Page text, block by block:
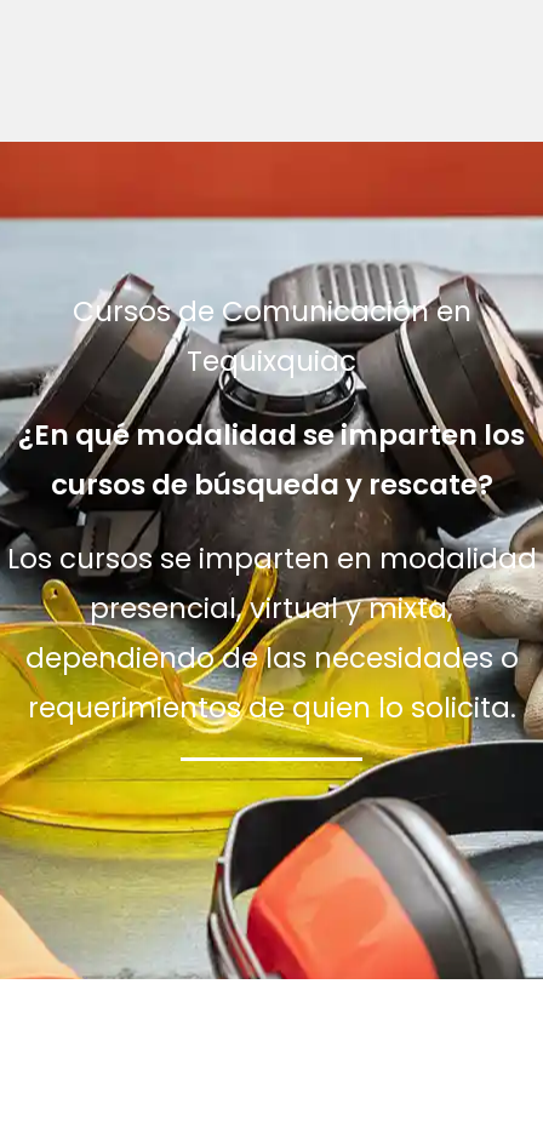
Cursos de Comunicación en
Tequixquiac
¿En qué modalidad se imparten los
cursos de búsqueda y rescate?
Los cursos se imparten en modalidad
presencial, virtual y mixta,
dependiendo de las necesidades o
requerimientos de quien lo solicita.